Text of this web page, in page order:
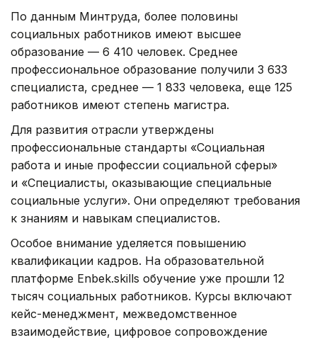
По данным Минтруда, более половины
социальных работников имеют высшее
образование — 6 410 человек. Среднее
профессиональное образование получили 3 633
специалиста, среднее — 1 833 человека, еще 125
работников имеют степень магистра.
Для развития отрасли утверждены
профессиональные стандарты «Социальная
работа и иные профессии социальной сферы»
и «Специалисты, оказывающие специальные
социальные услуги». Они определяют требования
к знаниям и навыкам специалистов.
Особое внимание уделяется повышению
квалификации кадров. На образовательной
платформе Enbek.skills обучение уже прошли 12
тысяч социальных работников. Курсы включают
кейс-менеджмент, межведомственное
взаимодействие, цифровое сопровождение